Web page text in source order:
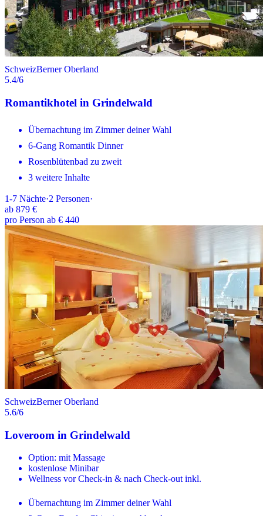
SchweizBerner Oberland
5.4/6
Romantikhotel in Grindelwald
Übernachtung im Zimmer deiner Wahl
6-Gang Romantik Dinner
Rosenblütenbad zu zweit
3 weitere Inhalte
1-7 Nächte·2 Personen·
ab 879 €
pro Person ab € 440
SchweizBerner Oberland
5.6/6
Loveroom in Grindelwald
Option: mit Massage
kostenlose Minibar
Wellness vor Check-in & nach Check-out inkl.
Übernachtung im Zimmer deiner Wahl